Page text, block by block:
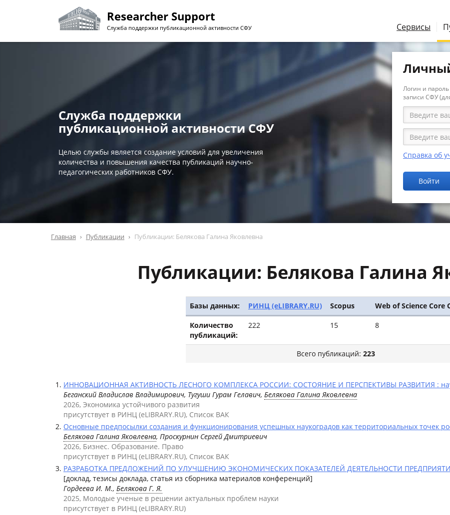
Researcher Support
Служба поддержки публикационной активности СФУ Сервисы
Служба поддержки
публикационной активности СФУ
Целью службы является создание условий для увеличения
количества и повышения качества публикаций научно-
педагогических работников СФУ.
Логин и
записи СФУ
Справка об
Войти
Главная Публикации Публикации: Белякова Галина Яковлевна
Публикации: Белякова Галина
Базы данных: РИНЦ (eLIBRARY.RU) Scopus Web of Science Core
Количество
публикаций:
222 15 8
Всего публикаций: 223
ИННОВАЦИОННАЯ АКТИВНОСТЬ ЛЕСНОГО КОМПЛЕКСА РОССИИ: СОСТОЯНИЕ И ПЕРСПЕКТИВЫ РАЗВИТИЯ :
Беганский Владислав Владимирович, Тугуши Гурам Гелавич, Белякова Галина Яковлевна
2026, Экономика устойчивого развития
присутствует в РИНЦ (eLIBRARY.RU), Список ВАК
Основные предпосылки создания и функционирования успешных наукоградов как территориальных точек
Белякова Галина Яковлевна, Проскурнин Сергей Дмитриевич
2026, Бизнес. Образование. Право
присутствует в РИНЦ (eLIBRARY.RU), Список ВАК
РАЗРАБОТКА ПРЕДЛОЖЕНИЙ ПО УЛУЧШЕНИЮ ЭКОНОМИЧЕСКИХ ПОКАЗАТЕЛЕЙ ДЕЯТЕЛЬНОСТИ ПРЕДПРИЯТИЯ
[доклад, тезисы доклада, статья из сборника материалов конференций]
Гордеева И. М., Белякова Г. Я.
2025, Молодые ученые в решении актуальных проблем науки
присутствует в РИНЦ (eLIBRARY.RU)